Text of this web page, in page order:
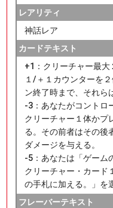
レアリティ
神話レア
カードテキスト
+1：クリーチャー最大
１/＋１カウンターを
ン終了時まで、それら
-3：あなたがコントロ
クリーチャー１体かプ
る。その前者はその後
ダメージを与える。
-5：あなたは「ゲーム
クリーチャー・カード
の手札に加える。」を
フレーバーテキスト